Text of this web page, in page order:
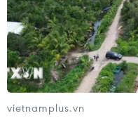
TIN LIÊN QUAN
vietnamplus.vn